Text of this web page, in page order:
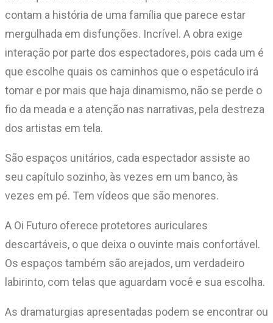
contam a história de uma família que parece estar
mergulhada em disfunções. Incrível. A obra exige
interação por parte dos espectadores, pois cada um é
que escolhe quais os caminhos que o espetáculo irá
tomar e por mais que haja dinamismo, não se perde o
fio da meada e a atenção nas narrativas, pela destreza
dos artistas em tela.
São espaços unitários, cada espectador assiste ao
seu capítulo sozinho, às vezes em um banco, às
vezes em pé. Tem vídeos que são menores.
A Oi Futuro oferece protetores auriculares
descartáveis, o que deixa o ouvinte mais confortável.
Os espaços também são arejados, um verdadeiro
labirinto, com telas que aguardam você e sua escolha.
As dramaturgias apresentadas podem se encontrar ou